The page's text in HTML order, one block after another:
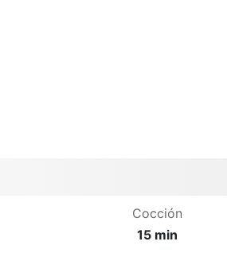
Cocción
15 min